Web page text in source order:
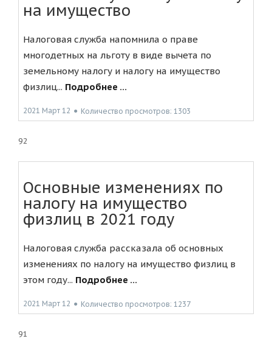
на имущество
Налоговая служба напомнила о праве
многодетных на льготу в виде вычета по
земельному налогу и налогу на имущество
физлиц... Подробнее ...
2021 Март 12 ● Количество просмотров: 1303
92
Основные изменениях по
налогу на имущество
физлиц в 2021 году
Налоговая служба рассказала об основных
изменениях по налогу на имущество физлиц в
этом году... Подробнее ...
2021 Март 12 ● Количество просмотров: 1237
91